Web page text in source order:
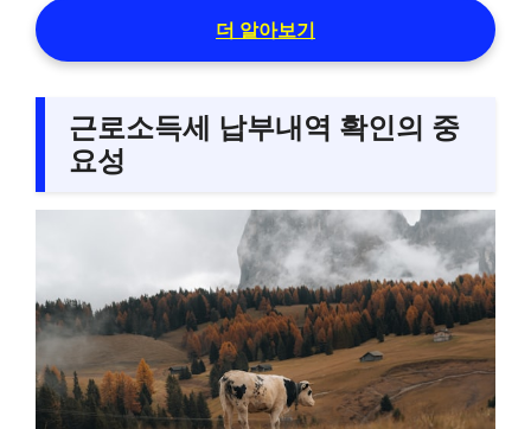
더 알아보기
근로소득세 납부내역 확인의 중
요성